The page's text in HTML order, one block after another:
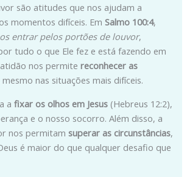
são atitudes que nos ajudam a
momentos difíceis. EmSalmo 100:4,
entrar pelos portões de louvor,
tudo o que Ele fez e está fazendo em
nos permitereconhecer as
mesmo nas situações mais difíceis.
afixar os olhos em Jesus (Hebreus 12:2),
e o nosso socorro. Além disso, a
nos permitamsuperar as circunstâncias,
é maior do que qualquer desafio que